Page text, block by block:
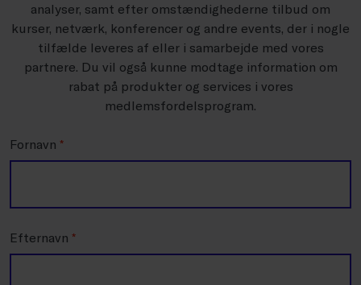
analyser, samt efter omstændighederne tilbud om
kurser, netværk, konferencer og andre events, der i nogle
tilfælde leveres af eller i samarbejde med vores
partnere. Du vil også kunne modtage information om
rabat på produkter og services i vores
medlemsfordelsprogram.
Fornavn *
Efternavn *